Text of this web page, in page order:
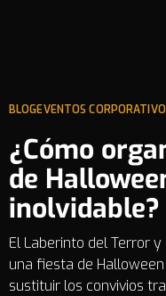
BLOGEVENTOS
¿Cómo
de
inolvidable?
El Laberinto del Terror
una fiesta de
sustituir los convivios